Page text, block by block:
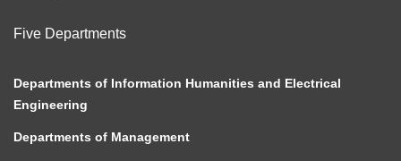
Five Departments
Departments of Information Humanities and Electrical
Engineering
Departments of Management